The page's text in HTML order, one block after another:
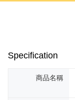
Specification
商品名稱